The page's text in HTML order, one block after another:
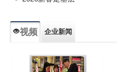
视频 企业新闻